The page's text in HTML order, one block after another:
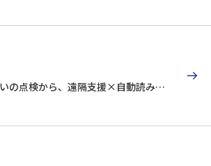
の点検から、遠隔支援×自動読み取